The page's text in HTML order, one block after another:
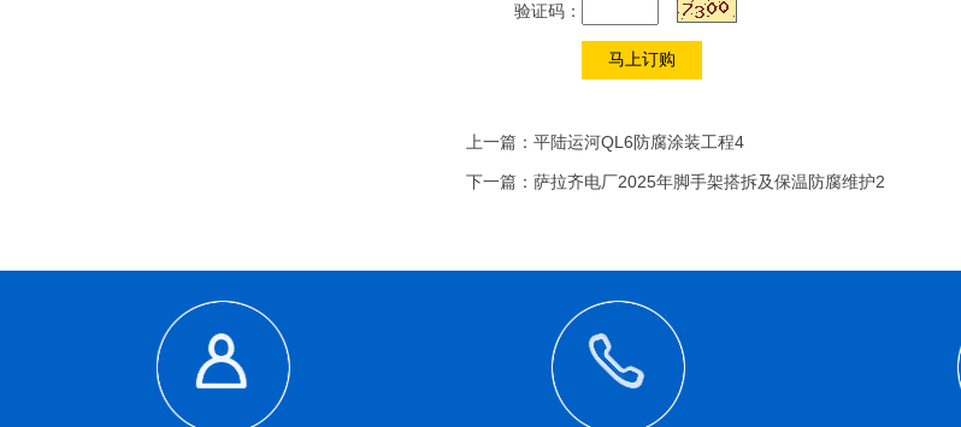
验证码：
上一篇： 平陆运河QL6防腐涂装工程4
下一篇： 萨拉齐电厂2025年脚手架搭拆及保温防腐维护2